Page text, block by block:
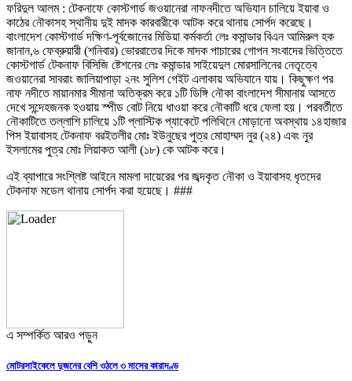
ফরিদুল আলম : টেকনাফে কোস্টগার্ড জওয়ানেরা নাফনদীতে অভিযান চালিয়ে ইয়াবা ও
কাঠের নৌকাসহ স্থানীয় দুই মাদক কারবারীকে আটক করে থানায় সোর্পদ করেছে।
বাংলাদেশ কোস্টগার্ড দক্ষিণ-পূর্বজোনের মিডিয়া কর্মকর্তা লেঃ কমান্ডার বিএন আমিরুল হক
জানান,৬ ফেব্রুয়ারী (শনিবার) ভোররাতের দিকে মাদক পাচারের গোপন সংবাদের ভিত্তিতে
কোস্টগার্ড টেকনাফ বিসিজি ষ্টেশনের লেঃ কমান্ডার সাইয়েদুল মোরসালিনের নেতৃত্বে
জওয়ানেরা সাবরাং জালিয়াপাড়া ২নং সুলিশ গেইট এলাকায় অভিযানে যায়। কিছুক্ষণ পর
নাফ নদীতে মায়ানমার সীমানা অতিক্রম করে ১টি ডিঙ্গি নৌকা বাংলাদেশ সীমানায় আসতে
দেখে সন্দেহজনক হওয়ায় স্পীড বোট নিয়ে ধাওয়া করে নৌকাটি ধরে ফেলা হয়। পরবর্তীতে
নৌকাটিতে তল্লাশি চালিয়ে ১টি প্লাস্টিক প্যাকেটে পলিথিনে মোড়ানো অবস্থায় ১৪হাজার
পিস ইয়াবাসহ টেকনাফ বরইতলীর মোঃ ইউনুছের পুত্র মোহাম্মদ নুর (২৪) এবং নুর
ইসলামের পুত্র মোঃ লিয়াকত আলী (১৮) কে আটক করে।
এই ব্যাপারে সংশ্লিষ্ট আইনে মামলা দায়েরের পর জব্দকৃত নৌকা ও ইয়াবাসহ ধৃতদের
টেকনাফ মডেল থানায় সোর্পদ করা হয়েছে। ###
এ সম্পর্কিত আরও পড়ুন
মোটরসাইকেলে দুজনের বেশি ওঠলে ৩ মাসের কারাদণ্ড